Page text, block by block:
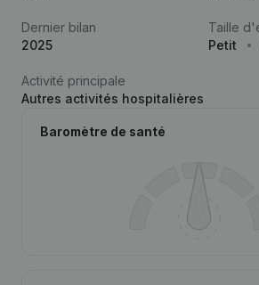
Dernier bilan
2025
Taille
Petit
Activité principale
Autres activités hospitalières
Baromètre de santé